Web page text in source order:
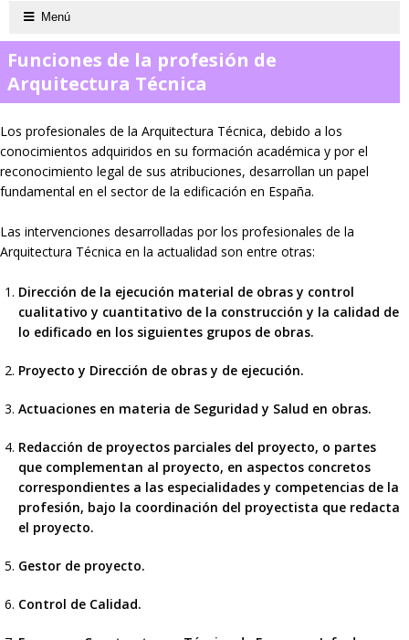
Menú
Funciones de la profesión de
Arquitectura Técnica
Los profesionales de la Arquitectura Técnica, debido a los
conocimientos adquiridos en su formación académica y por el
reconocimiento legal de sus atribuciones, desarrollan un papel
fundamental en el sector de la edificación en España.
Las intervenciones desarrolladas por los profesionales de la
Arquitectura Técnica en la actualidad son entre otras:
Dirección de la ejecución material de obras y control
cualitativo y cuantitativo de la construcción y la calidad de
lo edificado en los siguientes grupos de obras.
Proyecto y Dirección de obras y de ejecución.
Actuaciones en materia de Seguridad y Salud en obras.
Redacción de proyectos parciales del proyecto, o partes
que complementan al proyecto, en aspectos concretos
correspondientes a las especialidades y competencias de la
profesión, bajo la coordinación del proyectista que redacta
el proyecto.
Gestor de proyecto.
Control de Calidad.